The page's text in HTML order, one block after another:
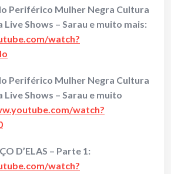
Periférico Mulher Negra Cultura
Shows – Sarau e muito mais:
watch?
Periférico Mulher Negra Cultura
Shows – Sarau e muito
watch?
D’ELAS – Parte 1:
watch?